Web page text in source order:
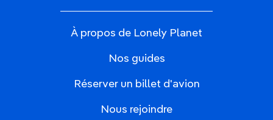
À propos de Lonely Planet
Nos guides
Réserver un billet d'avion
Nous rejoindre